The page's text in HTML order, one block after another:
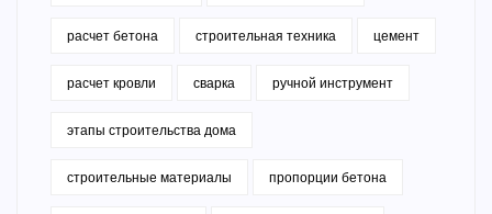
расчет бетона строительная техника цемент
расчет кровли сварка ручной инструмент
этапы строительства дома
строительные материалы пропорции бетона